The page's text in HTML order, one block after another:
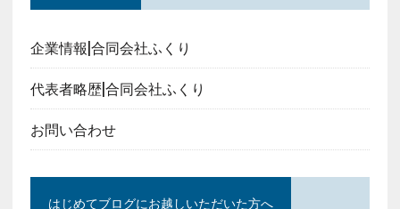
企業情報|合同会社ふくり
代表者略歴|合同会社ふくり
お問い合わせ
はじめてブログにお越しいただいた方へ